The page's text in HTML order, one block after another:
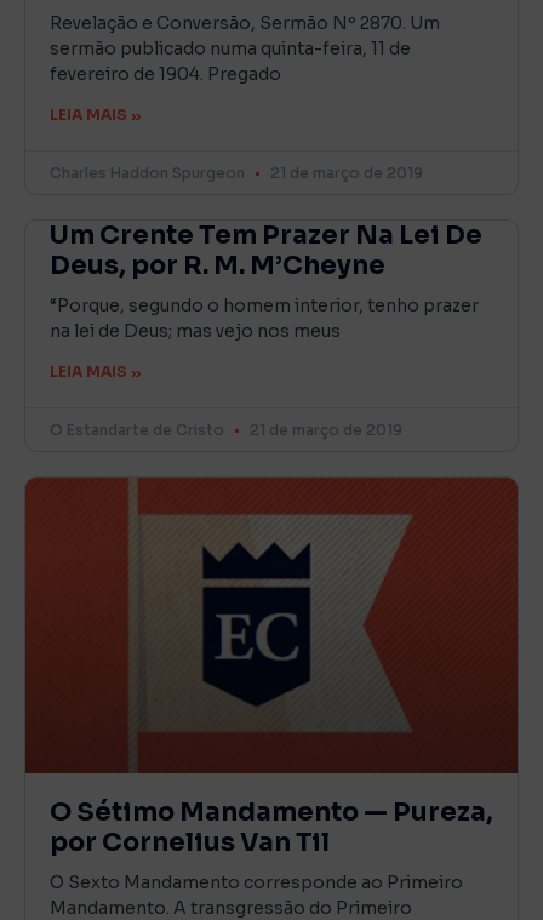
Revelação e Conversão, Sermão Nº 2870. Um
sermão publicado numa quinta-feira, 11 de
fevereiro de 1904. Pregado
LEIA MAIS »
Charles Haddon Spurgeon 21 de março de 2019
Um Crente Tem Prazer Na Lei De
Deus, por R. M. M’Cheyne
“Porque, segundo o homem interior, tenho prazer
na lei de Deus; mas vejo nos meus
LEIA MAIS »
O Estandarte de Cristo 21 de março de 2019
O Sétimo Mandamento — Pureza,
por Cornelius Van Til
O Sexto Mandamento corresponde ao Primeiro
Mandamento. A transgressão do Primeiro